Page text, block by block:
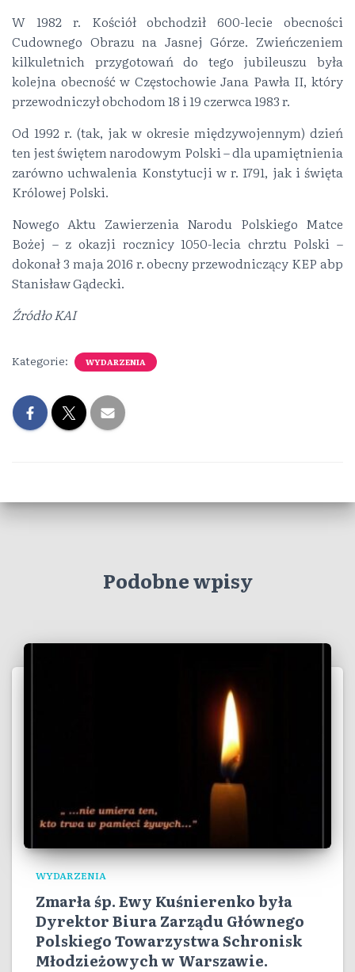
W 1982 r. Kościół obchodził 600-lecie obecności
Cudownego Obrazu na Jasnej Górze. Zwieńczeniem
kilkuletnich przygotowań do tego jubileuszu była
kolejna obecność w Częstochowie Jana Pawła II, który
przewodniczył obchodom 18 i 19 czerwca 1983 r.
Od 1992 r. (tak, jak w okresie międzywojennym) dzień
ten jest świętem narodowym Polski – dla upamiętnienia
zarówno uchwalenia Konstytucji w r. 1791, jak i święta
Królowej Polski.
Nowego Aktu Zawierzenia Narodu Polskiego Matce
Bożej – z okazji rocznicy 1050-lecia chrztu Polski –
dokonał 3 maja 2016 r. obecny przewodniczący KEP abp
Stanisław Gądecki.
Źródło KAI
Kategorie: WYDARZENIA
Podobne wpisy
WYDARZENIA
Zmarła śp. Ewy Kuśnierenko była
Dyrektor Biura Zarządu Głównego
Polskiego Towarzystwa Schronisk
Młodzieżowych w Warszawie.